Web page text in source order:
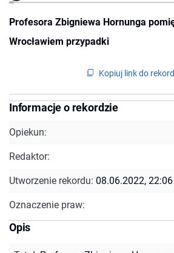
Profesora Zbigniewa Hornunga
Wrocławiem przypadki
Kopiuj link do
Informacje o rekordzie
Opiekun:
Redaktor:
Utworzenie rekordu: 08.06.2022, 22:06
Oznaczenie praw:
Opis